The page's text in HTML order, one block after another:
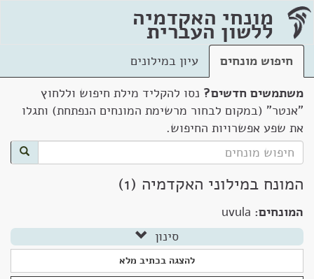
מונחי האקדמיה
ללשון העברית
חיפוש מונחים
עיון במילונים
משתמשים חדשים? נסו להקליד מילת חיפוש וללחוץ
"אנטר" (במקום לבחור מרשימת המונחים הנפתחת) ותגלו
את שפע אפשרויות החיפוש.
המונח במילוני האקדמיה (1)
המונחים: uvula
סינון
להצגה בכתיב מלא